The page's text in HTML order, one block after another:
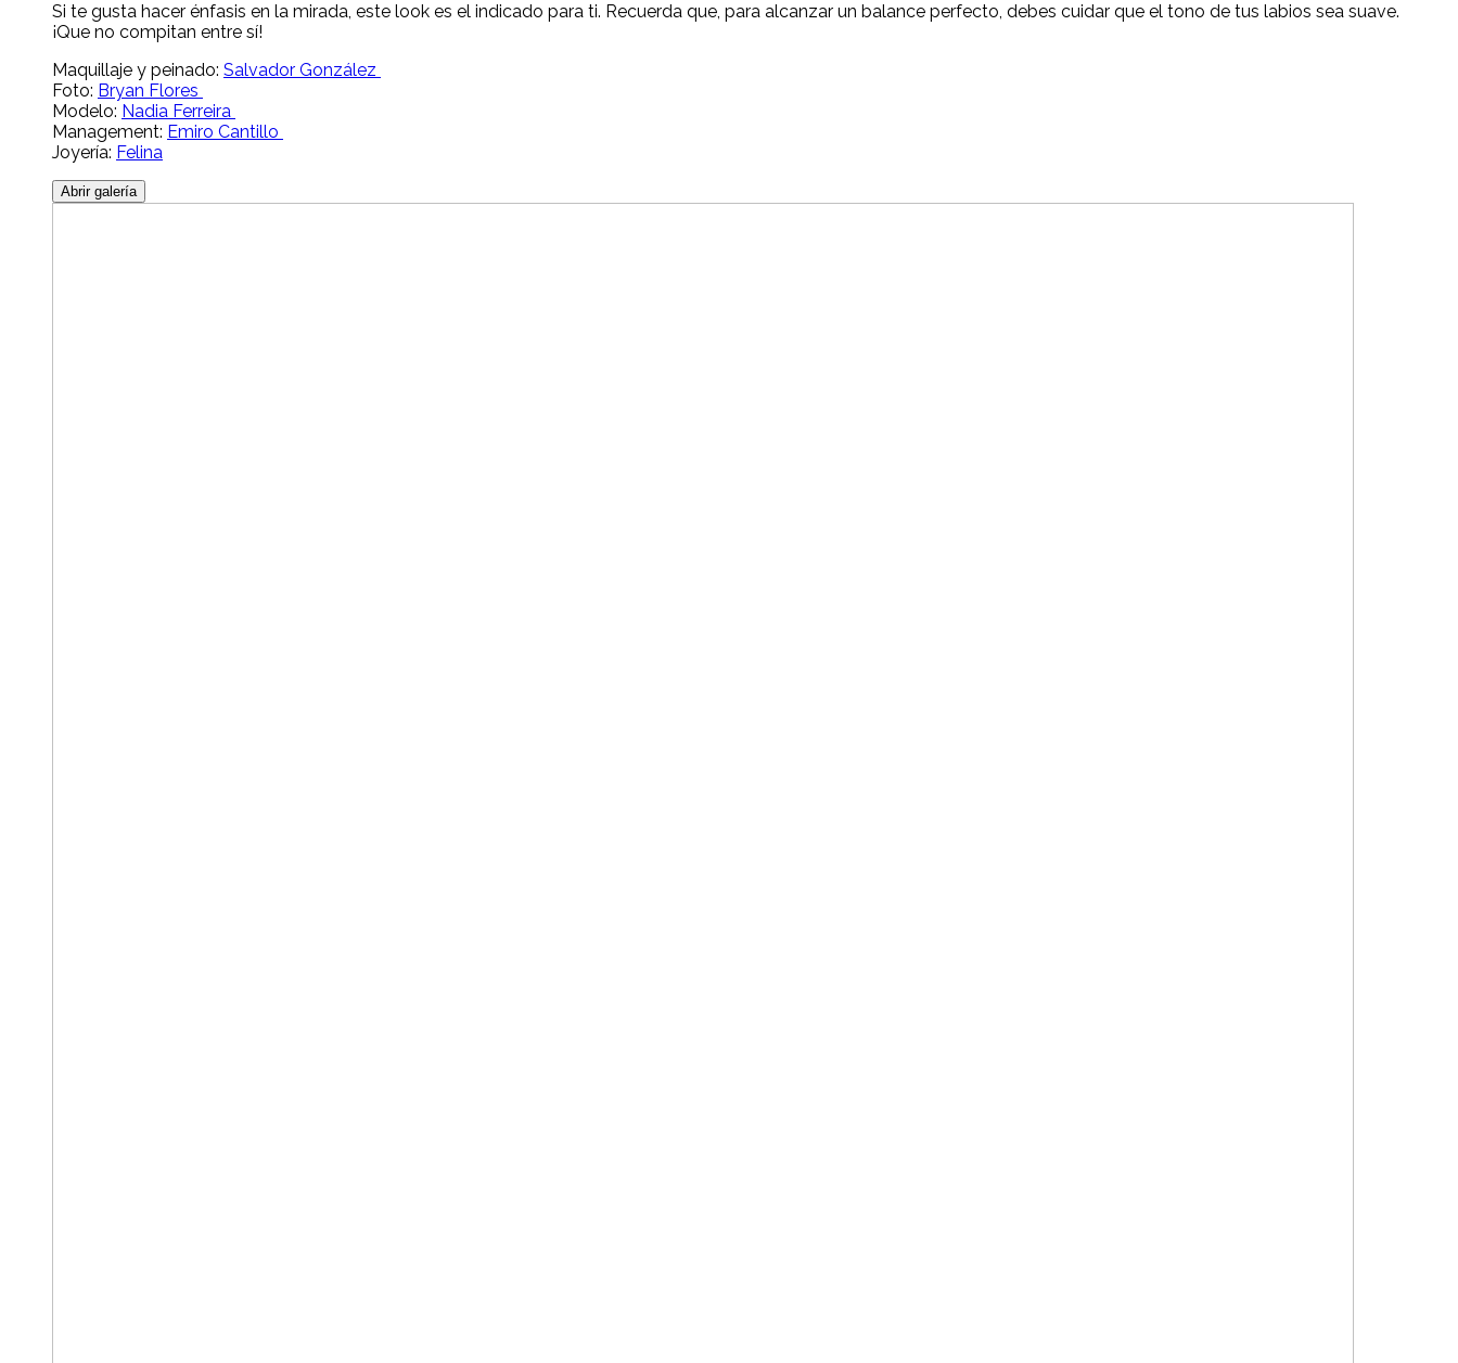
Si te gusta hacer énfasis en la mirada, este look es el indicado para ti. Recuerda que, para alcanzar un balance perfecto, debes cuidar que el tono de tus labios sea suave.
¡Que no compitan entre sí!
Maquillaje y peinado: Salvador González
Foto: Bryan Flores
Modelo: Nadia Ferreira
Management: Emiro Cantillo
Joyería: Felina
Abrir galería